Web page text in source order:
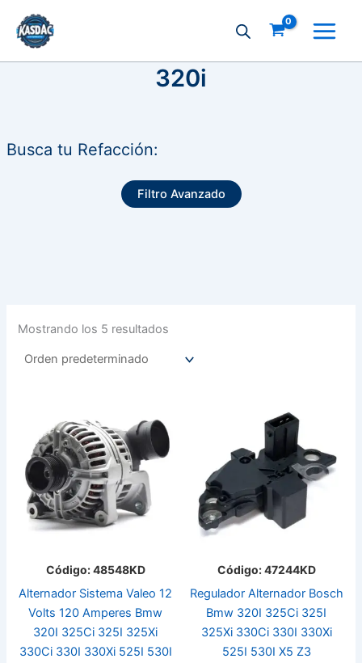
contenido
320i
Busca tu Refacción:
Filtro Avanzado
Mostrando los 5 resultados
Código: 48548KD
Alternador Sistema Valeo 12
Volts 120 Amperes Bmw
320I 325Ci 325I 325Xi
330Ci 330I 330Xi 525I 530I
Código: 47244KD
Regulador Alternador Bosch
Bmw 320I 325Ci 325I
325Xi 330Ci 330I 330Xi
525I 530I X5 Z3